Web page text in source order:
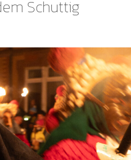
Schuttig